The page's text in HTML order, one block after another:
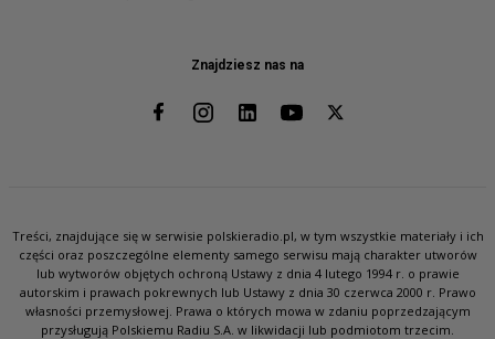
Znajdziesz nas na
Treści, znajdujące się w serwisie polskieradio.pl, w tym wszystkie materiały i ich
części oraz poszczególne elementy samego serwisu mają charakter utworów
lub wytworów objętych ochroną Ustawy z dnia 4 lutego 1994 r. o prawie
autorskim i prawach pokrewnych lub Ustawy z dnia 30 czerwca 2000 r. Prawo
własności przemysłowej. Prawa o których mowa w zdaniu poprzedzającym
przysługują Polskiemu Radiu S.A. w likwidacji lub podmiotom trzecim.